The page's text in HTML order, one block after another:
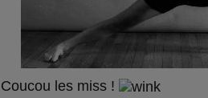
Coucou les miss !